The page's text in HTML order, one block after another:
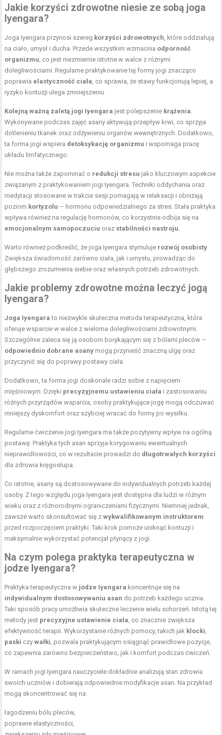
Jakie korzyści zdrowotne niesie ze sobą joga
Iyengara?
Joga Iyengara przynosi szereg korzyści zdrowotnych, które oddziałują
na ciało, umysł i ducha. Przede wszystkim wzmacnia odporność
organizmu, co jest niezmiernie istotne w walce z różnymi
dolegliwościami. Regularne praktykowanie tejformy jogi znacząco
poprawia elastyczność ciała, co sprawia, że stawy funkcjonują lepiej, a
ryzyko kontuzji ulega zmniejszeniu.
Kolejną ważną zaletą jogi Iyengara jest polepszenie krążenia.
Wykonywane podczas zajęć asany aktywują przepływ krwi, co sprzyja
dotlenieniu tkanek oraz odżywieniu organów wewnętrznych. Dodatkowo,
ta forma jogi wspiera detoksykację organizmu i wspomaga pracę
układu limfatycznego.
Nie można także zapominać o redukcji stresu jako kluczowym aspekcie
związanym z praktykowaniem jogi Iyengara. Techniki oddychania oraz
medytacji stosowane w trakcie sesji pomagają w relaksacji i obniżają
poziom kortyzolu – hormonu odpowiedzialnego za stres. Stała praktyka
wpływa również na regulację hormonów, co korzystnie odbija się na
emocjonalnym samopoczuciu oraz stabilności nastroju.
Warto również podkreślić, że joga Iyengara stymuluje rozwój osobisty.
Zwiększa świadomość zarówno ciała, jak i umysłu, prowadząc do
głębszego zrozumienia siebie oraz własnych potrzeb zdrowotnych.
Jakie problemy zdrowotne można leczyć jogą
Iyengara?
Joga Iyengara to niezwykle skuteczna metoda terapeutyczna, która
oferuje wsparcie w walce z wieloma dolegliwościami zdrowotnymi.
Szczególnie zaleca się ją osobom borykającym się z bólami pleców –
odpowiednio dobrane asany mogą przynieść znaczną ulgę oraz
przyczynić się do poprawy postawy ciała.
Dodatkowo, ta forma jogi doskonale radzi sobie z napięciem
mięśniowym. Dzięki precyzyjnemu ustawieniu ciała i zastosowaniu
różnych przyrządów wsparcia, osoby praktykujące jogę mogą odczuwać
mniejszy dyskomfort oraz szybciej wracać do formy po wysiłku.
Regularne ćwiczenie jogi Iyengara ma także pozytywny wpływ na ogólną
postawę. Praktyka tych asan sprzyja korygowaniu ewentualnych
nieprawidłowości, co w rezultacie prowadzi do długotrwałych korzyści
dla zdrowia kręgosłupa.
Co istotne, asany są dostosowywane do indywidualnych potrzeb każdej
osoby. Z tego względu joga Iyengara jest dostępna dla ludzi w różnym
wieku oraz z różnorodnymi ograniczeniami fizycznymi. Niemniej jednak,
zawsze warto skonsultować się zwykwalifikowanym instruktorem
przed rozpoczęciem praktyki. Taki krok pomoże uniknąć kontuzji i
maksymalnie wykorzystać potencjał płynący z jogi.
Na czym polega praktyka terapeutyczna w
jodze Iyengara?
Praktyka terapeutyczna w jodze Iyengara koncentruje się na
indywidualnym dostosowywaniu asan do potrzeb każdego ucznia.
Taki sposób pracy umożliwia skuteczne leczenie wielu schorzeń. Istotą tej
metody jest precyzyjne ustawienie ciała, co znacznie zwiększa
efektywność terapii. Wykorzystanie różnych pomocy, takich jak klocki,
paski czywałki, pozwala praktykującym osiągnąć prawidłowe pozycje,
co zapewnia zarówno bezpieczeństwo, jak i komfort podczas ćwiczeń.
W ramach jogi Iyengara nauczyciele dokładnie analizują stan zdrowia
swoich uczniów i dobierają odpowiednie modyfikacje asan. Na przykład
mogą skoncentrować się na:
łagodzeniu bólu pleców,
poprawie elastyczności,